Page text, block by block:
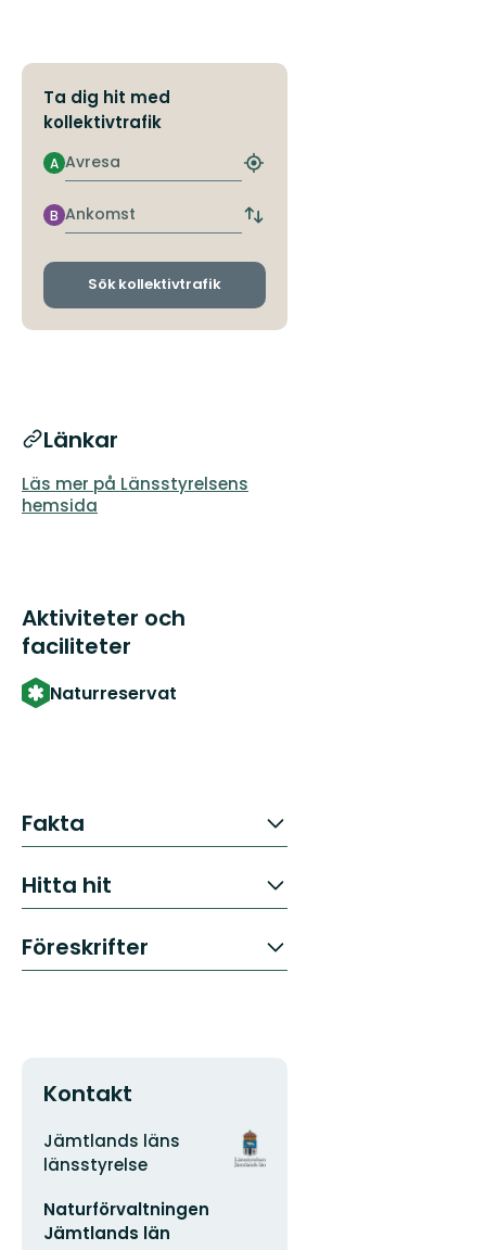
Ta dig hit med
kollektivtrafik
Avresa
A
Hitta
hållplats
Ankomst
B
Byt
och
Sök kollektivtrafik
Länkar
Läs mer på Länsstyrelsens
hemsida
Aktiviteter och
faciliteter
Naturreservat
Fakta
Hitta hit
Föreskrifter
Kontakt
Adress
Jämtlands läns
länsstyrelse
postadress
Naturförvaltningen
Jämtlands län
Organisationens
logotyp